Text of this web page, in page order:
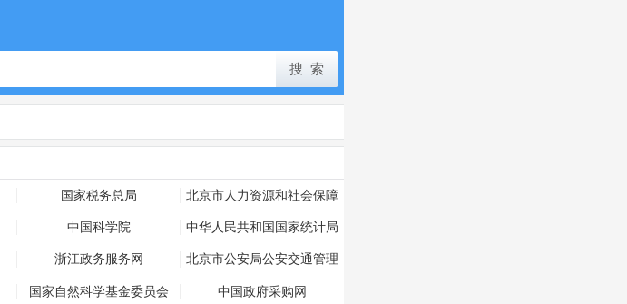
国家税务总局 北京市人力资源和社会保障
局
中国科学院 中华人民共和国国家统计局
浙江政务服务网 北京市公安局公安交通管理
局
国家自然科学基金委员会 中国政府采购网